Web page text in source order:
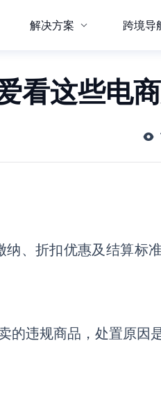
解决方案 跨境导
看这些电
、折扣优惠及结算标
的违规商品，处置原因